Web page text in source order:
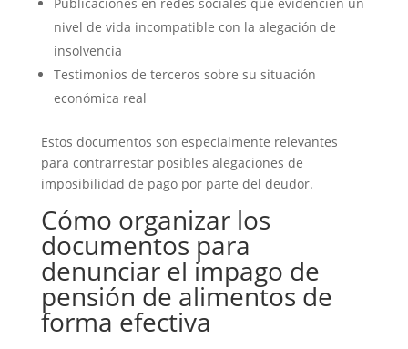
Publicaciones en redes sociales que evidencien un
nivel de vida incompatible con la alegación de
insolvencia
Testimonios de terceros sobre su situación
económica real
Estos documentos son especialmente relevantes
para contrarrestar posibles alegaciones de
imposibilidad de pago por parte del deudor.
Cómo organizar los
documentos para
denunciar el impago de
pensión de alimentos de
forma efectiva